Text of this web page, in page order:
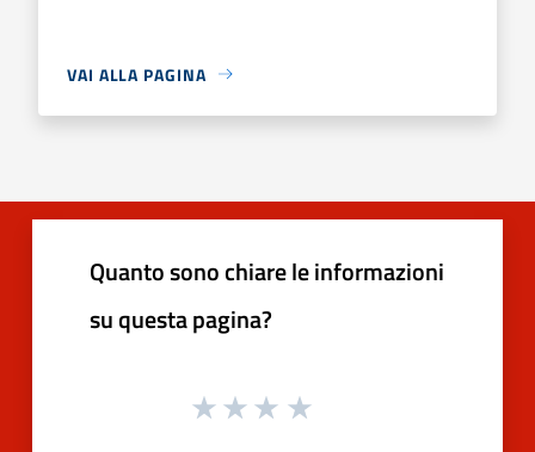
VAI ALLA PAGINA
Quanto sono chiare le informazioni
su questa pagina?